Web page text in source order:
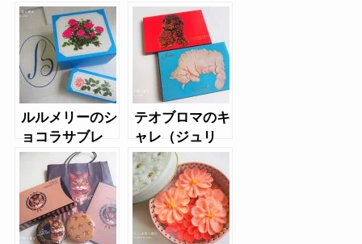
ヴンズサーカ
ス ストロベリ
ーチョコレート
じゃり、アマン
ドショコラ、レ
ーズンチョコレ
ート
ルルメリーのシ
ョコラサブレ
テオブロマのキ
ャレ（ジュリ
ア・テオ）